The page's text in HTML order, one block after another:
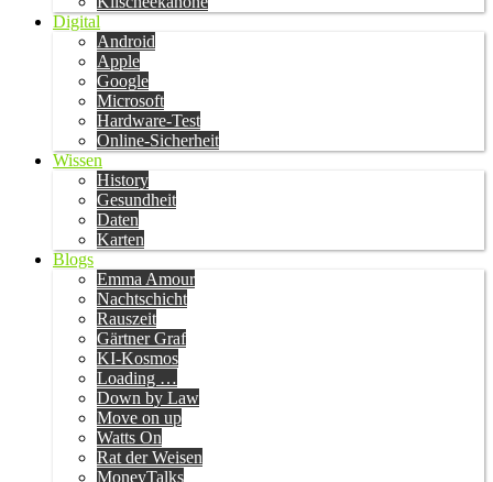
Digital
Android
Apple
Google
Microsoft
Hardware-Test
Online-Sicherheit
Wissen
History
Gesundheit
Daten
Karten
Blogs
Emma Amour
Nachtschicht
Rauszeit
Gärtner Graf
KI-Kosmos
Loading …
Down by Law
Move on up
Watts On
Rat der Weisen
MoneyTalks